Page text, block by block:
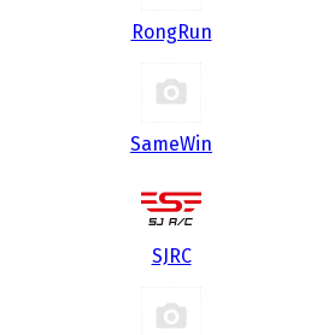
RongRun
SameWin
SJRC